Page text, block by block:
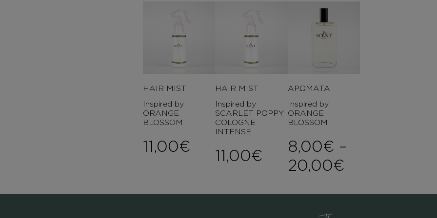
HAIR MIST
Inspired by
ORANGE
BLOSSOM
11,00€
HAIR MIST
Inspired by
SCARLET POPPY
COLOGNE
INTENSE
11,00€
ΑΡΩΜΑΤΑ
Inspired by
ORANGE
BLOSSOM
8,00€ –
20,00€Price